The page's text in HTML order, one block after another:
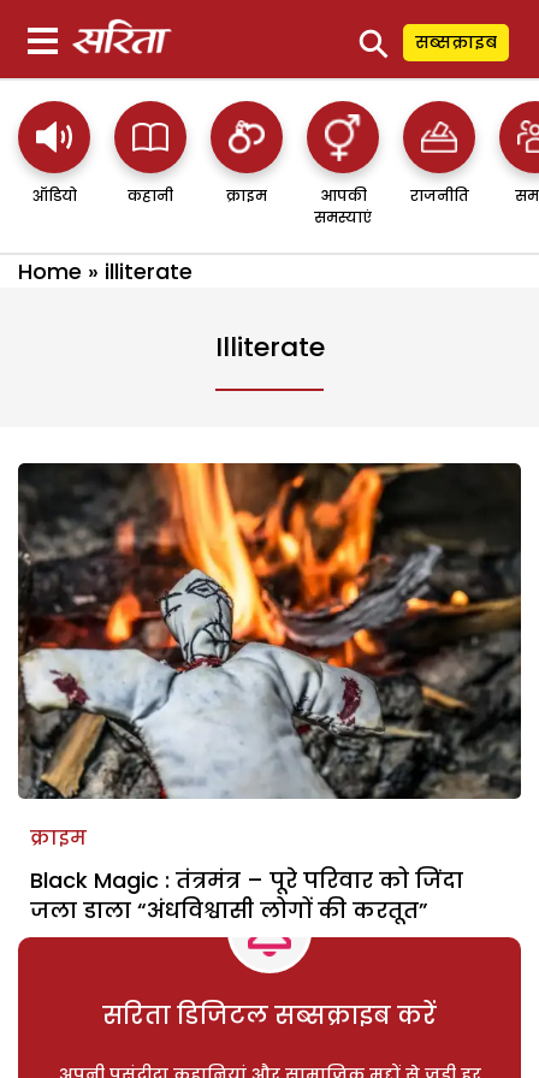
⚲ सब्सक्राइब
ऑडियो कहानी क्राइम
आपकी
समस्याएं
राजनीति
Home » illiterate
Illiterate
क्राइम
Black Magic : तंत्रमंत्र – पूरे परिवार को जिंदा
जला डाला “अंधविश्वासी लोगों की करतूत”
सरिता डिजिटल सब्सक्राइब करें